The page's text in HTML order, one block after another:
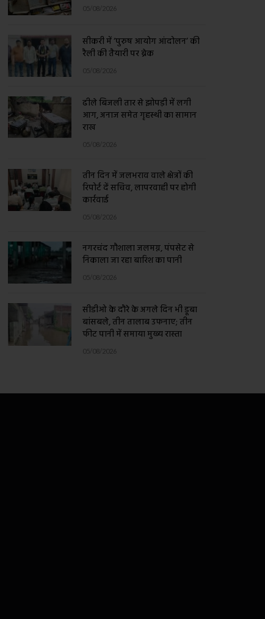
05/08/2026
सीकरी में ‘पुरुष आयोग आंदोलन’ की
रैली की तैयारी पर ब्रेक
05/08/2026
ढीले बिजली तार से झोपड़ी में लगी
आग, अनाज समेत गृहस्थी का सामान
राख
05/08/2026
तीन दिन में जलभराव वाले क्षेत्रों की
रिपोर्ट दें सचिव, लापरवाही पर होगी
कार्रवाई
05/08/2026
नगरचंद गौशाला जलमग्न, पंपसेट से
निकाला जा रहा बारिश का पानी
05/08/2026
सीडीओ के दौरे के अगले दिन भी डूबा
बांसबले, तीन तालाब उफनाए; तीन
फीट पानी में समाया मुख्य रास्ता
05/08/2026